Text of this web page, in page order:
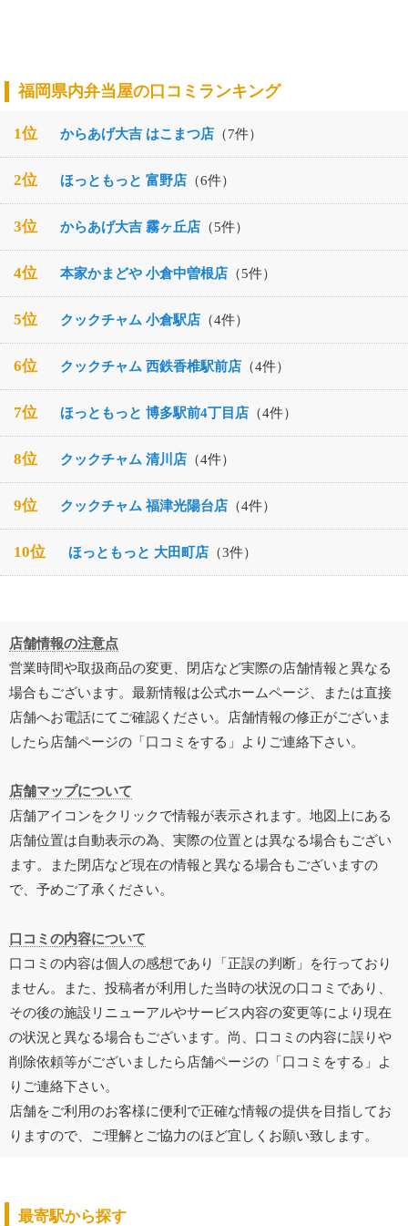
福岡県内弁当屋の口コミランキング
1位 からあげ大吉 はこまつ店 （7件）
2位 ほっともっと 富野店 （6件）
3位 からあげ大吉 霧ヶ丘店 （5件）
4位 本家かまどや 小倉中曽根店 （5件）
5位 クックチャム 小倉駅店 （4件）
6位 クックチャム 西鉄香椎駅前店 （4件）
7位 ほっともっと 博多駅前4丁目店 （4件）
8位 クックチャム 清川店 （4件）
9位 クックチャム 福津光陽台店 （4件）
10位 ほっともっと 大田町店 （3件）
店舗情報の注意点
営業時間や取扱商品の変更、閉店など実際の店舗情報と異なる
場合もございます。最新情報は公式ホームページ、または直接
店舗へお電話にてご確認ください。店舗情報の修正がございま
したら店舗ページの「口コミをする」よりご連絡下さい。
店舗マップについて
店舗アイコンをクリックで情報が表示されます。地図上にある
店舗位置は自動表示の為、実際の位置とは異なる場合もござい
ます。また閉店など現在の情報と異なる場合もございますの
で、予めご了承ください。
口コミの内容について
口コミの内容は個人の感想であり「正誤の判断」を行っており
ません。また、投稿者が利用した当時の状況の口コミであり、
その後の施設リニューアルやサービス内容の変更等により現在
の状況と異なる場合もございます。尚、口コミの内容に誤りや
削除依頼等がございましたら店舗ページの「口コミをする」よ
りご連絡下さい。
店舗をご利用のお客様に便利で正確な情報の提供を目指してお
りますので、ご理解とご協力のほど宜しくお願い致します。
最寄駅から探す